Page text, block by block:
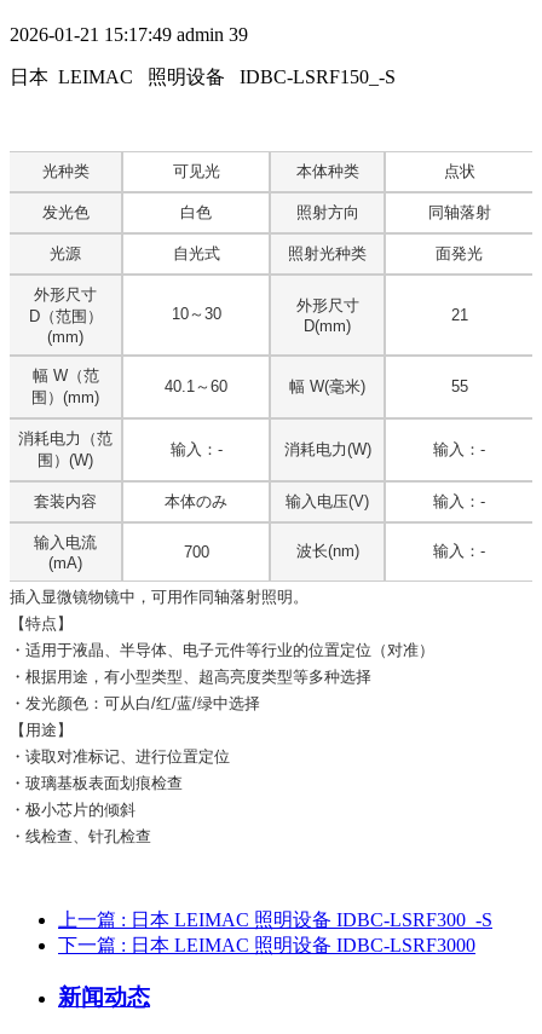
2026-01-21 15:17:49 admin 39
日本 LEIMAC 照明设备 IDBC-LSRF150_-S
光种类 可见光 本体种类 点状
发光色 白色 照射方向 同轴落射
光源 自光式 照射光种类 面発光
外形尺寸
D（范围）
(mm)
10～30
外形尺寸
D(mm)
21
幅 W（范
围）(mm)
40.1～60 幅 W(毫米) 55
消耗电力（范
围）(W)
输入：- 消耗电力(W) 输入：-
套装内容 本体のみ 输入电压(V) 输入：-
输入电流
(mA)
700 波长(nm) 输入：-
插入显微镜物镜中，可用作同轴落射照明。
【特点】
・适用于液晶、半导体、电子元件等行业的位置定位（对准）
・根据用途，有小型类型、超高亮度类型等多种选择
・发光颜色：可从白/红/蓝/绿中选择
【用途】
・读取对准标记、进行位置定位
・玻璃基板表面划痕检查
・极小芯片的倾斜
・线检查、针孔检查
上一篇 : 日本 LEIMAC 照明设备 IDBC-LSRF300_-S
下一篇 : 日本 LEIMAC 照明设备 IDBC-LSRF3000
新闻动态